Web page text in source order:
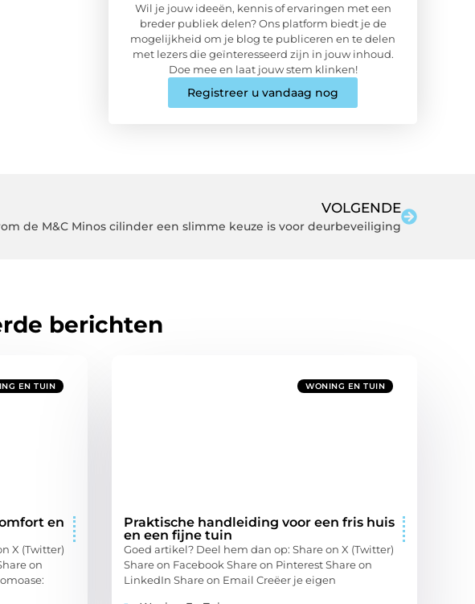
Wil je jouw ideeën, kennis of ervaringen met een
breder publiek delen? Ons platform biedt je de
mogelijkheid om je blog te publiceren en te delen
met lezers die geïnteresseerd zijn in jouw inhoud.
Doe mee en laat jouw stem klinken!
Registreer u vandaag nog
VOLGENDE
de M&C Minos cilinder een slimme keuze is voor deurbeveiliging
berichten
EN TUIN
en
X (Twitter)
on
WONING EN TUIN
Praktische handleiding voor een fris huis
en een fijne tuin
Goed artikel? Deel hem dan op: Share on X (Twitter)
Share on Facebook Share on Pinterest Share on
LinkedIn Share on Email Creëer je eigen